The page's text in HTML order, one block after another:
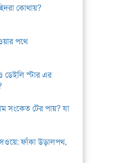
কোথায়?
পথে
ডেইলি স্টার এর
সংকেত টের পায়? যা
ফাঁকা উড়ালপথ,